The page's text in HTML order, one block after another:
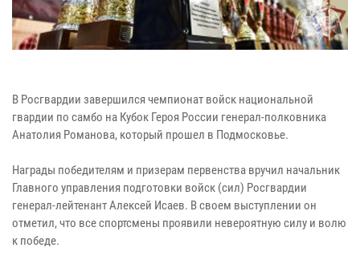
В Росгвардии завершился чемпионат войск национальной
гвардии по самбо на Кубок Героя России генерал-полковника
Анатолия Романова, который прошел в Подмосковье.
Награды победителям и призерам первенства вручил начальник
Главного управления подготовки войск (сил) Росгвардии
генерал-лейтенант Алексей Исаев. В своем выступлении он
отметил, что все спортсмены проявили невероятную силу и волю
к победе.